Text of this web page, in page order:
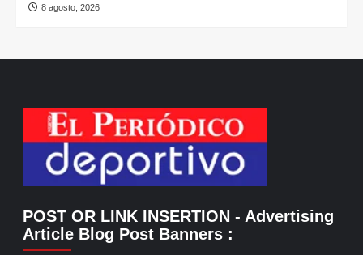
8 agosto, 2026
POST OR LINK INSERTION - Advertising
Article Blog Post Banners :